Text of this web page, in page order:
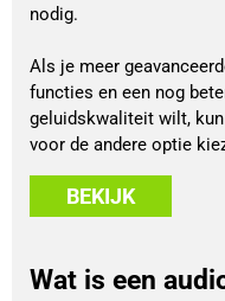
nodig.
Als je meer
functies en een nog
geluidskwaliteit wilt,
voor de andere optie
BEKIJK
Wat is een